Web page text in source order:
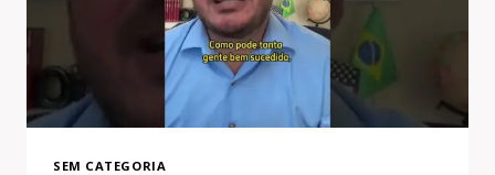
CATAR!
ESCUTAR
VERDADES!
SEM CATEGORIA